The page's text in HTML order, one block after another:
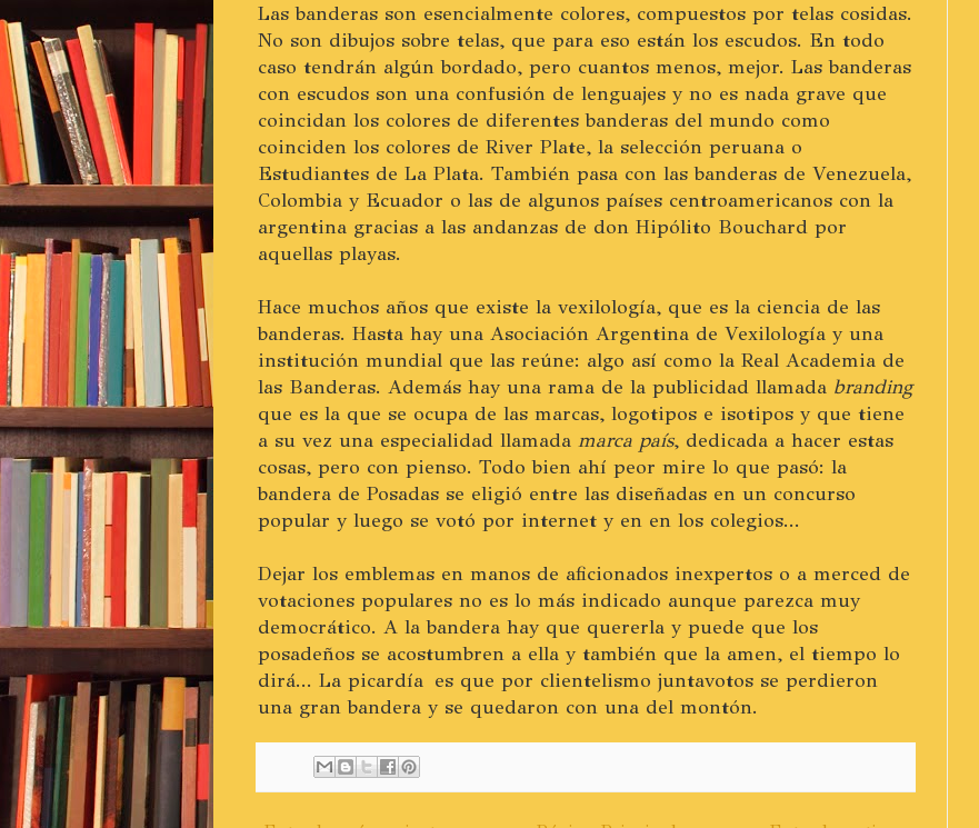
Las banderas son esencialmente colores, compuestos por telas cosidas.
No son dibujos sobre telas, que para eso están los escudos. En todo
caso tendrán algún bordado, pero cuantos menos, mejor. Las banderas
con escudos son una confusión de lenguajes y no es nada grave que
coincidan los colores de diferentes banderas del mundo como
coinciden los colores de River Plate, la selección peruana o
Estudiantes de La Plata. También pasa con las banderas de Venezuela,
Colombia y Ecuador o las de algunos países centroamericanos con la
argentina gracias a las andanzas de don Hipólito Bouchard por
aquellas playas.
Hace muchos años que existe la vexilología, que es la ciencia de las
banderas. Hasta hay una Asociación Argentina de Vexilología y una
institución mundial que las reúne: algo así como la Real Academia de
las Banderas. Además hay una rama de la publicidad llamada branding
que es la que se ocupa de las marcas, logotipos e isotipos y que tiene
a su vez una especialidad llamada marca país, dedicada a hacer estas
cosas, pero con pienso. Todo bien ahí peor mire lo que pasó: la
bandera de Posadas se eligió entre las diseñadas en un concurso
popular y luego se votó por internet y en en los colegios...
Dejar los emblemas en manos de aficionados inexpertos o a merced de
votaciones populares no es lo más indicado aunque parezca muy
democrático. A la bandera hay que quererla y puede que los
posadeños se acostumbren a ella y también que la amen, el tiempo lo
dirá... La picardía es que por clientelismo juntavotos se perdieron
una gran bandera y se quedaron con una del montón.